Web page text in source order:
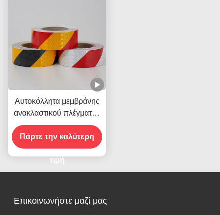
Αυτοκόλλητα μεμβράνης
ανακλαστικού πλέγματος
Crystal Grid, αυτοκόλλητο
πλέγμα ανακλαστικού
βινυλίου για σήμανση
δρόμων
Πάρτε την καλύτερη
τιμή
Επικοινωνήστε μαζί μας